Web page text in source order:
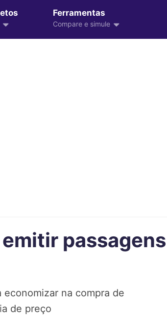
Ferramentas
Compare e simule
passagens
na compra de
de preço